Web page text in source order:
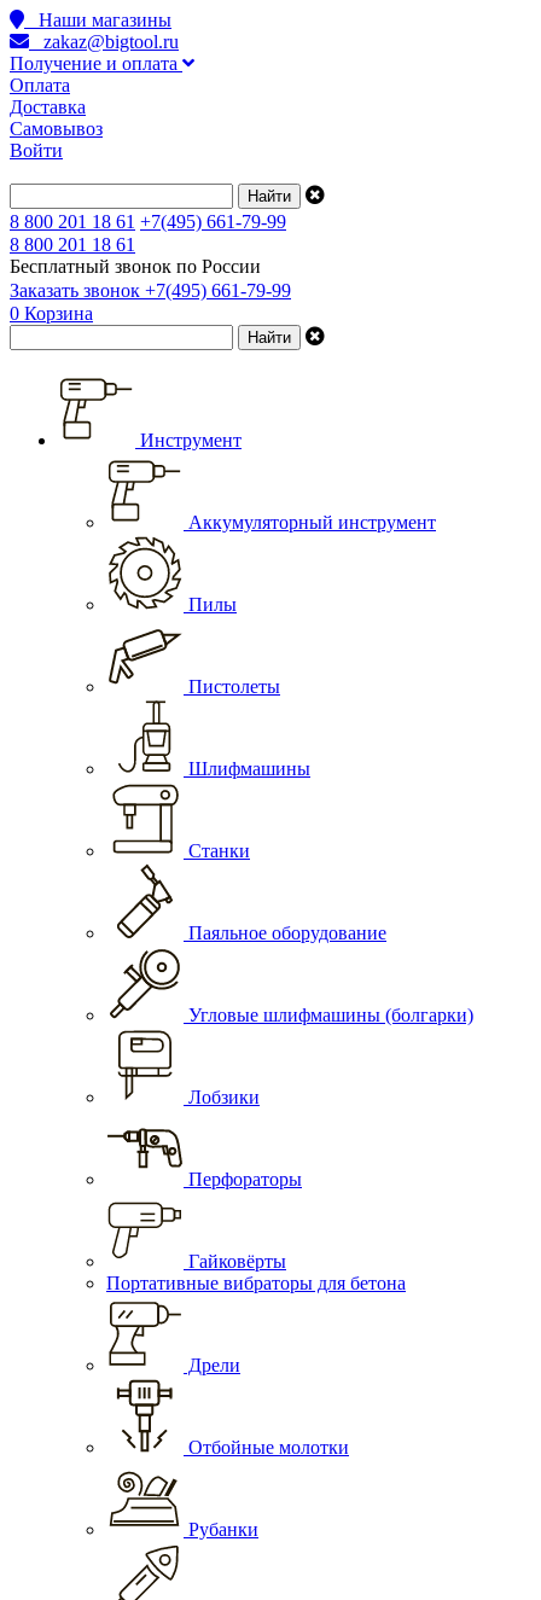
Наши магазины
zakaz@bigtool.ru
Получение и оплата
Оплата
Доставка
Самовывоз
Войти
8 800 201 18 61 +7(495) 661-79-99
8 800 201 18 61
Бесплатный звонок по России
Заказать звонок +7(495) 661-79-99
0 Корзина
Инструмент
Аккумуляторный инструмент
Пилы
Пистолеты
Шлифмашины
Станки
Паяльное оборудование
Угловые шлифмашины (болгарки)
Лобзики
Перфораторы
Гайковёрты
Портативные вибраторы для бетона
Дрели
Отбойные молотки
Рубанки